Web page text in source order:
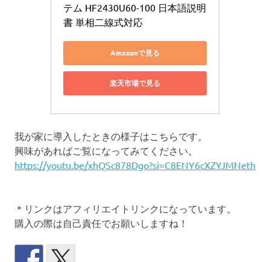
テム HF2430U60-100 日本語説明
書 単相二線式対応
Amazonで見る
楽天市場で見る
我が家に導入したときの様子はこちらです。
興味があればご覧になってみてください。
https://youtu.be/xhQSc878Dgo?si=C8ENY6cXZYJMNeth
＊リンクはアフィリエイトリンクになっています。
購入の際は自己責任でお願いしますね！